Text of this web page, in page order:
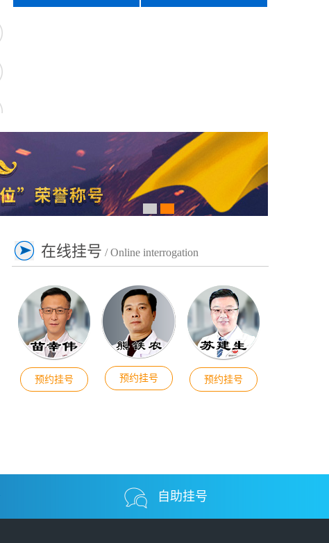
在线挂号 / Online interrogation
预约挂号 预约挂号 预约挂号
自助挂号